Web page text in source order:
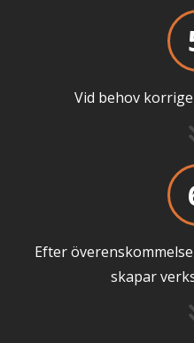
Vid behov
Efter
skapar